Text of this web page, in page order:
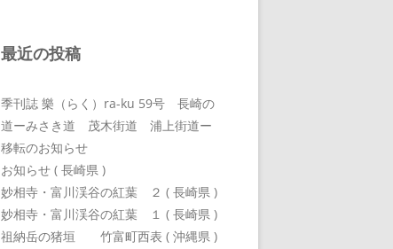
最近の投稿
季刊誌 樂（らく）ra-ku 59号 長崎の
道ーみさき道 茂木街道 浦上街道ー
移転のお知らせ
お知らせ ( 長崎県 )
妙相寺・富川渓谷の紅葉 ２ ( 長崎県 )
妙相寺・富川渓谷の紅葉 １ ( 長崎県 )
祖納岳の猪垣 竹富町西表 ( 沖縄県 )